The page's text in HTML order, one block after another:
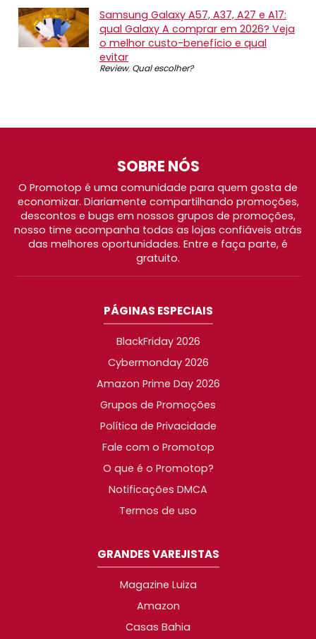
Samsung Galaxy A57, A37, A27 e A17:
qual Galaxy A comprar em 2026? Veja
o melhor custo-benefício e qual
evitar
Review, Qual escolher?
SOBRE NÓS
O Promotop é uma comunidade para quem gosta de
economizar. Diariamente compartilhando promoções,
descontos e bugs em nossos grupos de promoções,
nosso time acompanha todas as lojas confiáveis atrás
das melhores oportunidades. Entre e faça parte, é
gratuito.
PÁGINAS ESPECIAIS
BlackFriday 2026
Cybermonday 2026
Amazon Prime Day 2026
Grupos de Promoções
Política de Privacidade
Fale com o Promotop
O que é o Promotop?
Notificações DMCA
Termos de uso
GRANDES VAREJISTAS
Magazine Luiza
Amazon
Casas Bahia